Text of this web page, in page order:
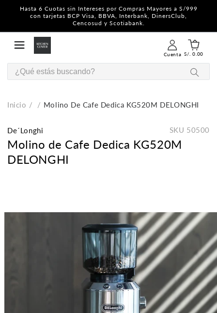
Hasta 6 Cuotas sin Intereses por Compras Mayores a S/999
con tarjetas BCP Visa, BBVA, Interbank, DinersClub,
Cencosud y Scotiabank.
Cuenta S/. 0.00
Inicio Molino De Cafe Dedica KG520M DELONGHI
De´Longhi SKU 50500
Molino de Cafe Dedica KG520M
DELONGHI